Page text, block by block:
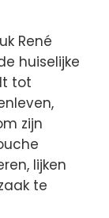
René
huiselijke
tot
zijn
lijken
te